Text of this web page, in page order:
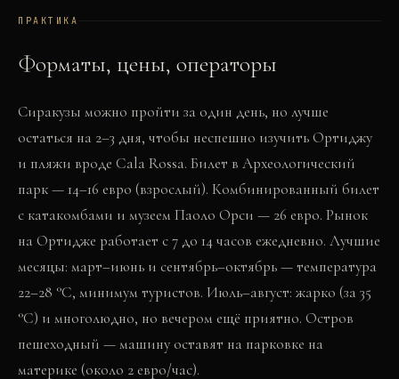
ПРАКТИКА
Форматы, цены, операторы
Сиракузы можно пройти за один день, но лучше
остаться на 2–3 дня, чтобы неспешно изучить Ортиджу
и пляжи вроде Cala Rossa. Билет в Археологический
парк — 14–16 евро (взрослый). Комбинированный билет
с катакомбами и музеем Паоло Орси — 26 евро. Рынок
на Ортидже работает с 7 до 14 часов ежедневно. Лучшие
месяцы: март–июнь и сентябрь–октябрь — температура
22–28 °C, минимум туристов. Июль–август: жарко (за 35
°C) и многолюдно, но вечером ещё приятно. Остров
пешеходный — машину оставят на парковке на
материке (около 2 евро/час).